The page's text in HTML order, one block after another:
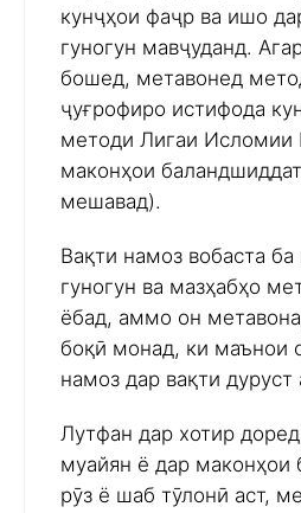
кунҷҳои фаҷр ва ишо
гуногун мавҷуданд.
бошед, метавонед
ҷуғрофиро истифода
методи Лигаи Исломии
маконҳои
мешавад).
Вақти намоз вобаста
гуногун ва мазҳабҳо
ёбад, аммо он
боқӣ монад, ки маънои
намоз дар вақти
Лутфан дар хотир
муайян ё дар маконҳои
рӯз ё шаб тӯлонӣ аст,